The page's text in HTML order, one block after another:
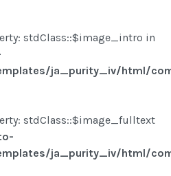
stdClass::$image_intro in
ja_purity_iv/html/
stdClass::$image_fulltext
ja_purity_iv/html/